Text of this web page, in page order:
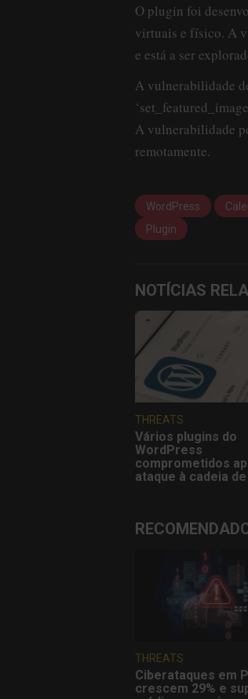
O plugin foi
virtuais e físico. A
e está a ser
A vulnerabilidade
A vulnerabilidade
remotamente.
WordPress
Plugin
NOTÍCIAS
THREATS
Vários plugins do
WordPress
comprometidos
ataque à cadeia
THREATS
Ciberataques em
crescem 29% e